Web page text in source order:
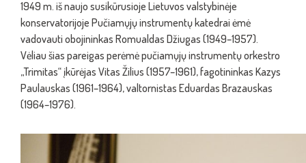
1949 m. iš naujo susikūrusioje Lietuvos valstybinėje
konservatorijoje Pučiamųjų instrumentų katedrai ėmė
vadovauti obojininkas Romualdas Džiugas (1949–1957).
Vėliau šias pareigas perėmė pučiamųjų instrumentų orkestro
„Trimitas“ įkūrėjas Vitas Žilius (1957–1961), fagotininkas Kazys
Paulauskas (1961–1964), valtornistas Eduardas Brazauskas
(1964–1976).